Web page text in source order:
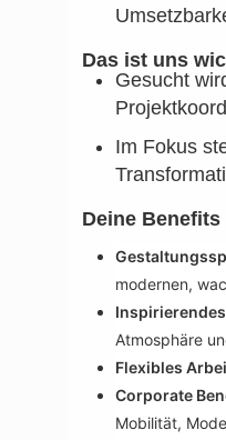
Das ist uns
Gesucht
Im Fokus
Deine
modernen,
Atmosphäre
Flexibles
Corporate
Mobilität,